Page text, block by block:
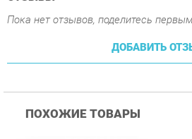
ПОХОЖИЕ ТОВАРЫ